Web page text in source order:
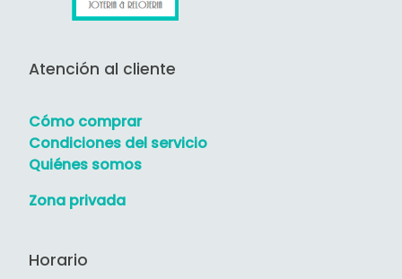
Atención al cliente
Cómo comprar
Condiciones del servicio
Quiénes somos
Zona privada
Horario